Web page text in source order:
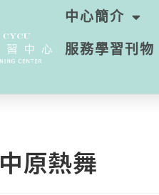
中心簡介
服務學習刊物
中原熱舞